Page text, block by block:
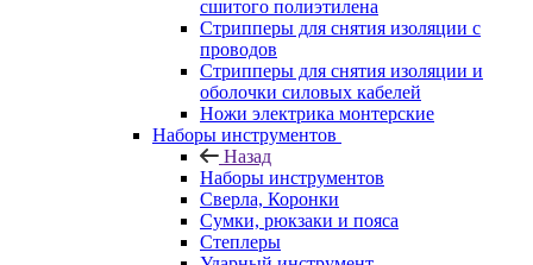
сшитого полиэтилена
Cтрипперы для снятия изоляции с
проводов
Стрипперы для снятия изоляции и
оболочки силовых кабелей
Ножи электрика монтерские
Наборы инструментов
Назад
Наборы инструментов
Сверла, Коронки
Сумки, рюкзаки и пояса
Степлеры